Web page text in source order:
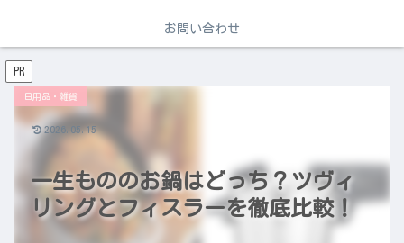
お問い合わせ
PR
一生もののお鍋はどっち？ツヴィ
リングとフィスラーを徹底比較！
日用品・雑貨
2026.05.15